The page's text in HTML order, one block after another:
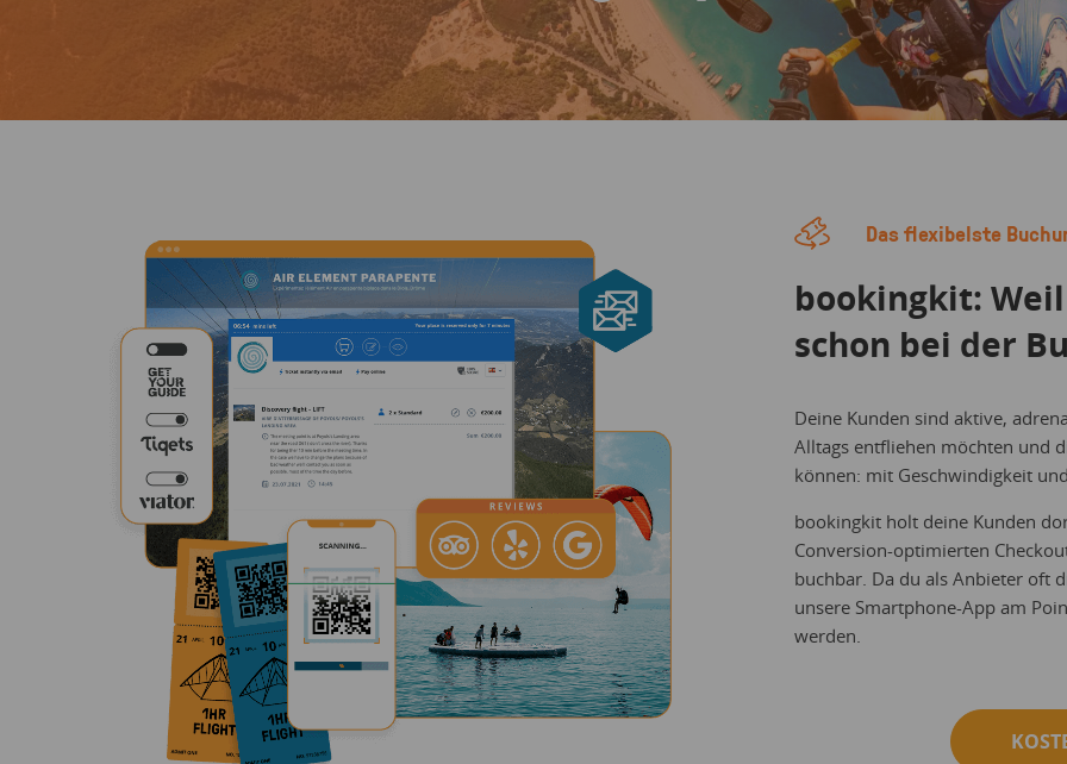
Das flexibelste
bookingkit:
schon bei der
Deine Kunden sind aktive,
Alltags entfliehen möchten und
können: mit Geschwindigkeit
bookingkit holt deine Kunden
Conversion-optimierten
buchbar. Da du als Anbieter oft
unsere Smartphone-App am
werden.